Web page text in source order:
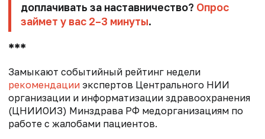
доплачивать за наставничество? Опрос
займет у вас 2–3 минуты.
***
Замыкают событийный рейтинг недели
рекомендации экспертов Центрального НИИ
организации и информатизации здравоохранения
(ЦНИИОИЗ) Минздрава РФ медорганизациям по
работе с жалобами пациентов.